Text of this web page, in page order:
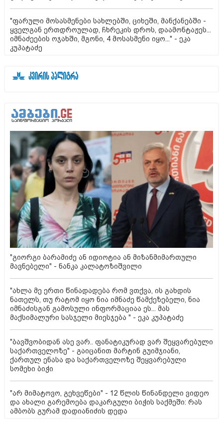
"ფარული მოსასმენები სახლებში, ციხეში, მანქანებში -
ყველგან ერთდროულად, ჩხრეკის დროს, დაამონტაჟეს...
იმნაძეების ოჯახში, მგონი, 4 მოსასმენი იყო..." - ეკა
კუპატაძე
"გიორგი ბარამიძე ან იდიოტია ან მიზანმიმართული
მავნებელი" - ნანკა კალატოზიშვილი
"ახლა მე ერთი წინადადება რომ ვთქვა, ის გახდის
ნათელს, თუ რატომ იყო ნია იმნაძე წამქეზებელი, ნია
იმნაძისგან გამოსული ინფორმაციაა ეს... მას
მაქსიმალური სასჯელი მიესჯება " - ეკა კუპატაძე
"ბავშვობიდან ასე ვარ.. ფანატიკურად ვარ შეყვარებული
საქართველოზე" - გაიცანით მარტინ გუიმჯიანი,
ქართულ ენასა და საქართველოზე შეყვარებული
სომეხი ბიჭი
"არ მიმატოვო, გეხვეწები" - 12 წლის წინანდელი ვიდეო
და ახალი გარემოება დაკარგული ბიჭის საქმეში: რას
ამბობს გურამ დადიანიძის დედა